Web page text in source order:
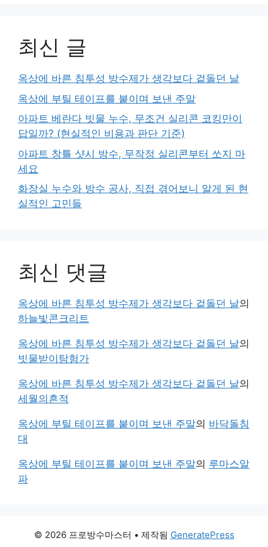
최신 글
옥상에 바른 침투성 방수제가 생각보다 겉돌던 날
옥상에 부틸 테이프를 붙이며 보낸 주말
아파트 베란다 빗물 누수, 무조건 실리콘 코킹만이
답일까? (현실적인 비용과 판단 기준)
아파트 창틀 샷시 방수, 무작정 실리콘부터 쏘지 마
세요
화장실 누수와 방수 공사, 직접 겪어보니 알게 된 현
실적인 고민들
최신 댓글
옥상에 바른 침투성 방수제가 생각보다 겉돌던 날의
하늘빛콘크리트
옥상에 바른 침투성 방수제가 생각보다 겉돌던 날의
빗물받이탐험가
옥상에 바른 침투성 방수제가 생각보다 겉돌던 날의
세월의흔적
옥상에 부틸 테이프를 붙이며 보낸 주말의 바닥돌침
대
옥상에 부틸 테이프를 붙이며 보낸 주말의 루마스알
파
© 2026 프로방수마스터 • 제작됨 GeneratePress